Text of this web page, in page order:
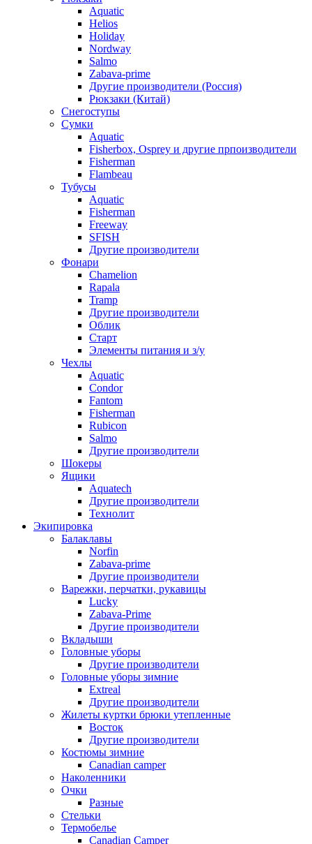
Aquatic
Helios
Holiday
Nordway
Salmo
Zabava-prime
Другие производители (Россия)
Рюкзаки (Китай)
Снегоступы
Сумки
Aquatic
Fisherbox, Osprey и другие прпоизводители
Fisherman
Flambeau
Тубусы
Aquatic
Fisherman
Freeway
SFISH
Другие производители
Фонари
Chamelion
Rapala
Tramp
Другие производители
Облик
Старт
Элементы питания и з/у
Чехлы
Aquatic
Condor
Fantom
Fisherman
Rubicon
Salmo
Другие производители
Шокеры
Ящики
Aquatech
Другие производители
Технолит
Экипировка
Балаклавы
Norfin
Zabava-prime
Другие производители
Варежки, перчатки, рукавицы
Lucky
Zabava-Prime
Другие производители
Вкладыши
Головные уборы
Другие производители
Головные уборы зимние
Extreal
Другие производители
Жилеты куртки брюки утепленные
Восток
Другие производители
Костюмы зимние
Canadian camper
Наколенники
Очки
Разные
Стельки
Термобелье
Canadian Camper